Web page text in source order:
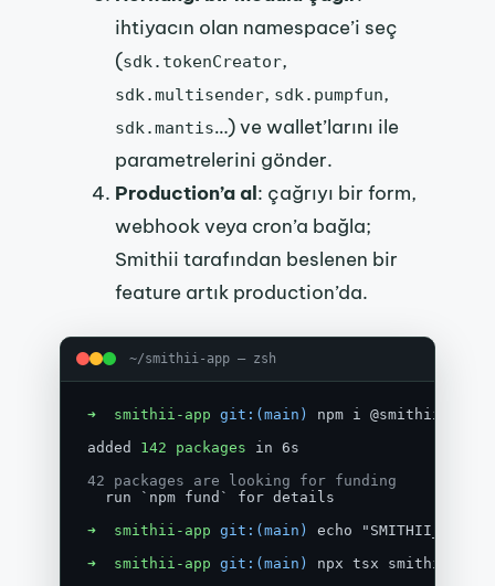
ihtiyacın olan namespace’i seç
(sdk.tokenCreator,
sdk.multisender, sdk.pumpfun,
sdk.mantis…) ve wallet’larını ile
parametrelerini gönder.
Production’a al: çağrıyı bir form,
webhook veya cron’a bağla;
Smithii tarafından beslenen bir
feature artık production’da.
~/smithii-app — zsh
➜  smithii-app git:(main)
npm i @smithii/sdk
added 142 packages in 6s
42 packages are looking for funding
  run `npm fund` for details
➜  smithii-app git:(main)
echo
➜  smithii-app git:(main)
npx tsx smithii-